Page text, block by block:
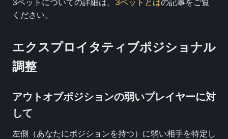
3ベットについての詳細は、 3ベットとはの記事をご覧
ください。
エクスプロイタティブポジショナル
調整
アウトオブポジションの弱いプレイヤーに対
して
左側（あなたにポジションを持つ）に弱い相手を特定し